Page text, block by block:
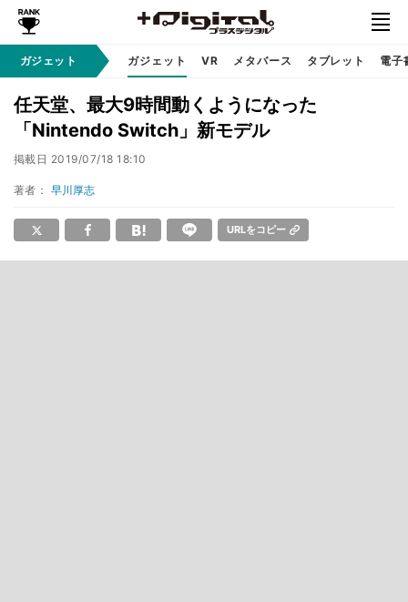
ガジェット ガジェット VR メタバース タブレット 電子
任天堂、最大9時間動くようになった
「Nintendo Switch」新モデル
掲載日 2019/07/18 18:10
著者： 早川厚志
URLをコピー